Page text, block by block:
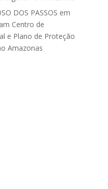
DOS PASSOS em
Centro de
e Plano de Proteção
Amazonas